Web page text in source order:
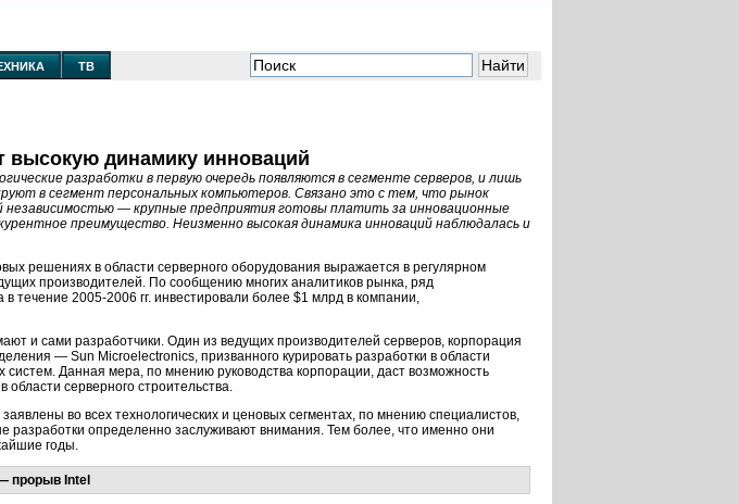
новых условиях
ТВ
высокую динамику инноваций
разработки в первую очередь появляются в сегменте серверов, и лишь
в сегмент персональных компьютеров. Связано это с тем, что рынок
независимостью — крупные предприятия готовы платить за инновационные
преимущество. Неизменно высокая динамика инноваций наблюдалась и
решениях в области серверного оборудования выражается в регулярном
производителей. По сообщению многих аналитиков рынка, ряд
течение 2005-2006 гг. инвестировали более $1 млрд в компании,
и сами разработчики. Один из ведущих производителей серверов, корпорация
— Sun Microelectronics, призванного курировать разработки в области
Данная мера, по мнению руководства корпорации, даст возможность
серверного строительства.
во всех технологических и ценовых сегментах, по мнению специалистов,
определенно заслуживают внимания. Тем более, что именно они
годы.
прорыв Intel